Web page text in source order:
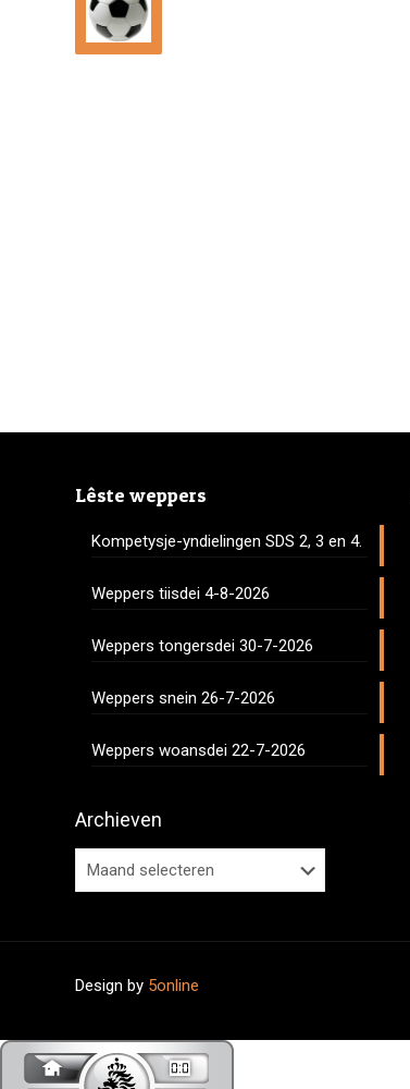
Lêste weppers
Kompetysje-yndielingen SDS 2, 3 en 4.
Weppers tiisdei 4-8-2026
Weppers tongersdei 30-7-2026
Weppers snein 26-7-2026
Weppers woansdei 22-7-2026
Archieven
Design by 5online